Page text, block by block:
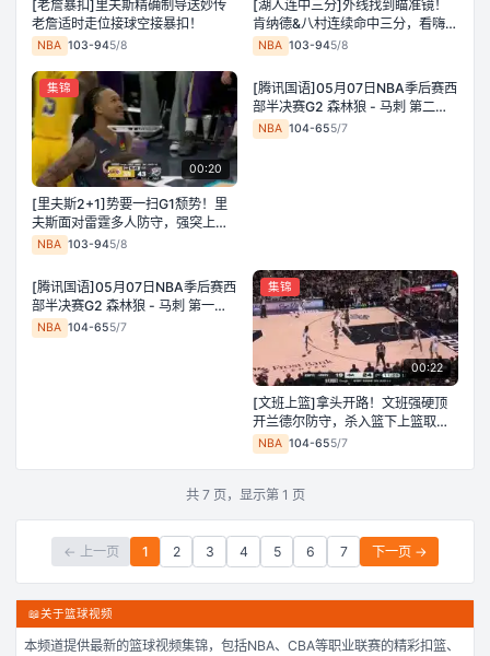
[老詹暴扣]里夫斯精确制导送妙传
老詹适时走位接球空接暴扣！
NBA 103-945/8
[湖人连中三分]外线找到瞄准镜！
肯纳德&八村连续命中三分，看嗨场
边东契奇
NBA 103-945/8
00:20
集锦
[里夫斯2+1]势要一扫G1颓势！里
夫斯面对雷霆多人防守，强突上篮
打2+1
NBA 103-945/8
▶️
录像
[腾讯国语]05月07日NBA季后赛西
部半决赛G2 森林狼 - 马刺 第二节
录像
NBA 104-655/7
▶️
录像
[腾讯国语]05月07日NBA季后赛西
部半决赛G2 森林狼 - 马刺 第一节
录像
NBA 104-655/7
00:22
集锦
[文班上篮]拿头开路！文班强硬顶
开兰德尔防守，杀入篮下上篮取
分！
NBA 104-655/7
共 7页，显示第 1 页
← 上一页 1 2 3 4 5 6 7 下一页 →
📖关于篮球视频
本频道提供最新的篮球视频集锦，包括NBA、CBA等职业联赛的精彩扣篮、